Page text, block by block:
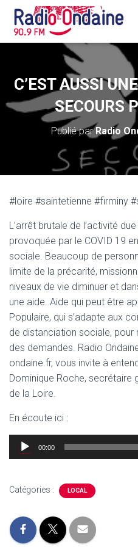
C’EST AUSSI
SECOURS
Publié parRadio
#loire #saintetienne #firminy
L’arrêt brutale de l’activité
provoquée par le COVID 19
sociale. Beaucoup de
limite de la précarité,
niveaux de vie diminuer et
une aide. Aide qui peut être
Populaire, qui s’adapte aux
de distanciation sociale, pour
des demandes. Radio
ondaine.fr, vous invite à
Dominique Roche, secrétaire
de la Loire.
En écoute ici :
Lecteur
audio
00:00
Catégories : LOCAL